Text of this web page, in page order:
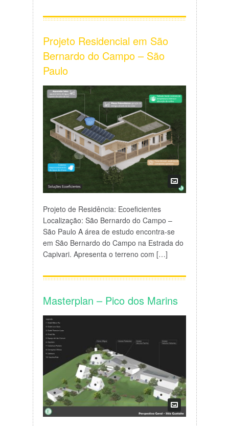
Projeto Residencial em São
Bernardo do Campo – São
Paulo
Projeto de Residência: Ecoeficientes
Localização: São Bernardo do Campo –
São Paulo A área de estudo encontra-se
em São Bernardo do Campo na Estrada do
Capivari. Apresenta o terreno com […]
Masterplan – Pico dos Marins